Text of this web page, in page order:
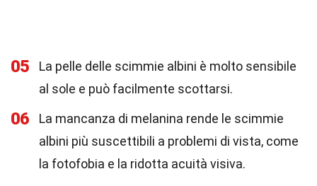
05
La pelle delle scimmie albini è molto sensibile
al sole e può facilmente scottarsi.
06
La mancanza di melanina rende le scimmie
albini più suscettibili a problemi di vista, come
la fotofobia e la ridotta acuità visiva.